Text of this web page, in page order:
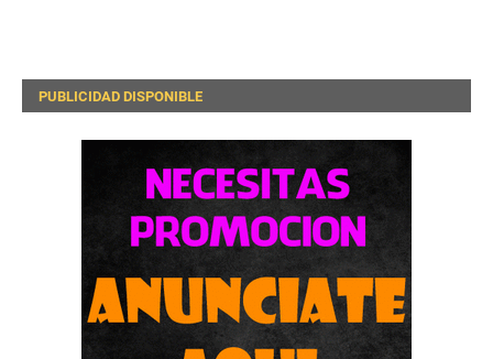
PUBLICIDAD DISPONIBLE